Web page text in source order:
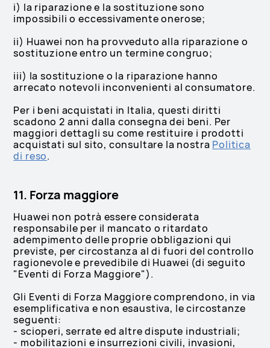
i) la riparazione e la sostituzione sono
impossibili o eccessivamente onerose;
ii) Huawei non ha provveduto alla riparazione o
sostituzione entro un termine congruo;
iii) la sostituzione o la riparazione hanno
arrecato notevoli inconvenienti al consumatore.
Per i beni acquistati in Italia, questi diritti
scadono 2 anni dalla consegna dei beni. Per
maggiori dettagli su come restituire i prodotti
acquistati sul sito, consultare la nostra Politica
di reso.
11. Forza maggiore
Huawei non potrà essere considerata
responsabile per il mancato o ritardato
adempimento delle proprie obbligazioni qui
previste, per circostanza al di fuori del controllo
ragionevole e prevedibile di Huawei (di seguito
"Eventi di Forza Maggiore").
Gli Eventi di Forza Maggiore comprendono, in via
esemplificativa e non esaustiva, le circostanze
seguenti:
- scioperi, serrate ed altre dispute industriali;
- mobilitazioni e insurrezioni civili, invasioni,